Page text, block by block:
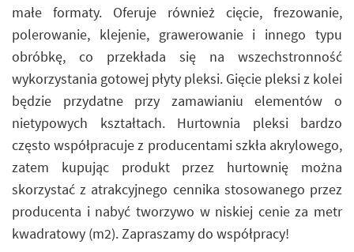
małe formaty. Oferuje również cięcie, frezowanie,
polerowanie, klejenie, grawerowanie i innego typu
obróbkę, co przekłada się na wszechstronność
wykorzystania gotowej płyty pleksi. Gięcie pleksi z kolei
będzie przydatne przy zamawianiu elementów o
nietypowych kształtach. Hurtownia pleksi bardzo
często współpracuje z producentami szkła akrylowego,
zatem kupując produkt przez hurtownię można
skorzystać z atrakcyjnego cennika stosowanego przez
producenta i nabyć tworzywo w niskiej cenie za metr
kwadratowy (m2). Zapraszamy do współpracy!